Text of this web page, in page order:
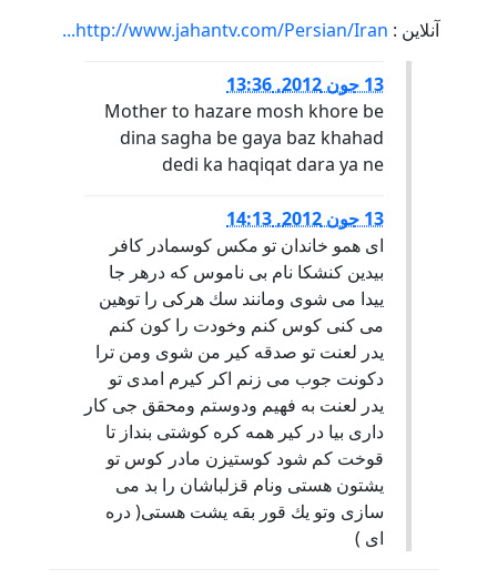
آنلاین : http://www.jahantv.com/Persian/Iran...
13 جون 2012, 13:36
Mother to hazare mosh khore be
dina sagha be gaya baz khahad
dedi ka haqiqat dara ya ne
13 جون 2012, 14:13
اى همو خاندان تو مكس كوسمادر كافر
بيدين كنشكا نام بى ناموس كه درهر جا
ييدا مى شوى ومانند سك هركى را توهين
مى كنى كوس كنم وخودت را كون كنم
يدر لعنت تو صدقه كير من شوى ومن ترا
دكونت جوب مى زنم اكر كيرم امدى تو
يدر لعنت به فهيم ودوستم ومحقق جى كار
دارى بيا در كير همه كره كوشتى بنداز تا
قوخت كم شود كوستيزن مادر كوس تو
يشتون هستى ونام قزلباشان را بد مى
سازى وتو يك قور بقه يشت هستى( دره
اى )